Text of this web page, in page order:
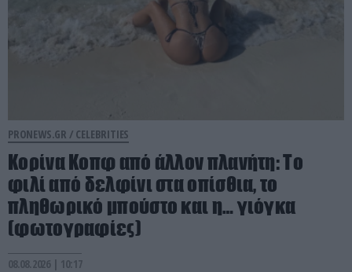
PRONEWS.GR / CELEBRITIES
Κορίνα Κοπφ από άλλον πλανήτη: Το
φιλί από δελφίνι στα οπίσθια, το
πληθωρικό μπούστο και η… γιόγκα
(φωτογραφίες)
08.08.2026 | 10:17